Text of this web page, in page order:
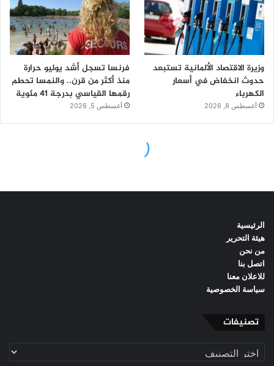
الرئيسية
هيئة التحرير
من نحن
اتصل بنا
للاعلان معنا
سياسة الخصوصية
تصنيفات
تصنيفات